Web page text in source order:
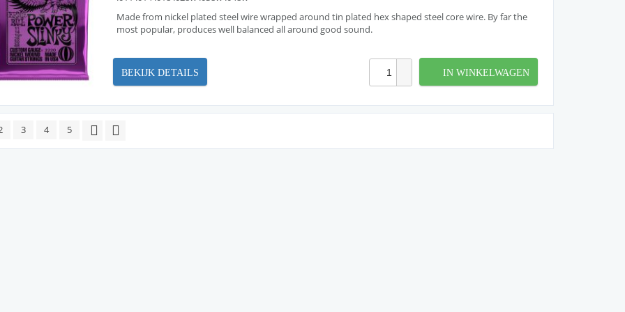
Made from nickel plated steel wire wrapped around tin plated hex shaped steel core wire. By far the
most popular, produces well balanced all around good sound.
BEKIJK DETAILS IN WINKELWAGEN
3 4 5